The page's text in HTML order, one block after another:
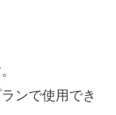
ンで使用でき